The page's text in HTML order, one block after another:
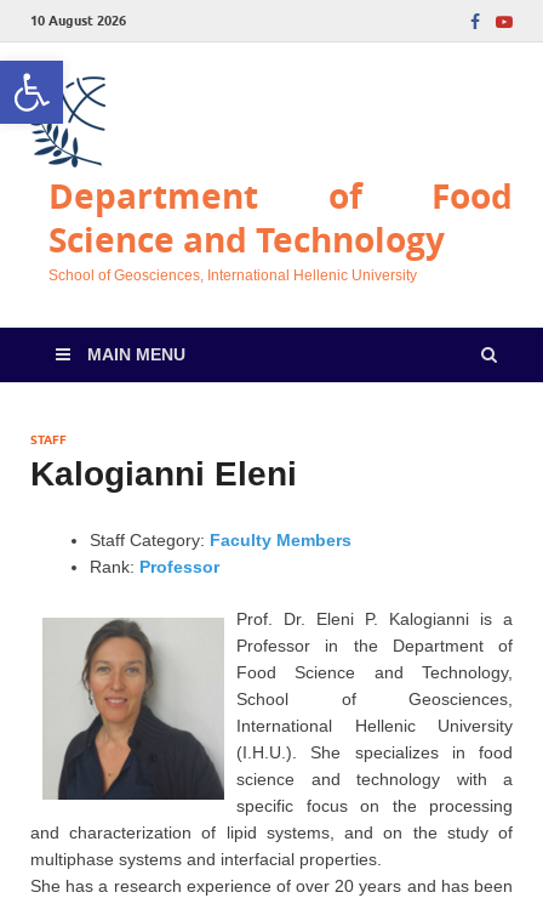
Open toolbar
10 August 2026
Department of Food
Science and Technology
School of Geosciences, International Hellenic University
MAIN MENU
STAFF
Kalogianni Eleni
Staff Category: Faculty Members
Rank: Professor
Prof. Dr. Eleni P. Kalogianni is a
Professor in the Department of
Food Science and Technology,
School of Geosciences,
International Hellenic University
(I.H.U.). She specializes in food
science and technology with a
specific focus on the processing
and characterization of lipid systems, and on the study of
multiphase systems and interfacial properties.
She has a research experience of over 20 years and has been